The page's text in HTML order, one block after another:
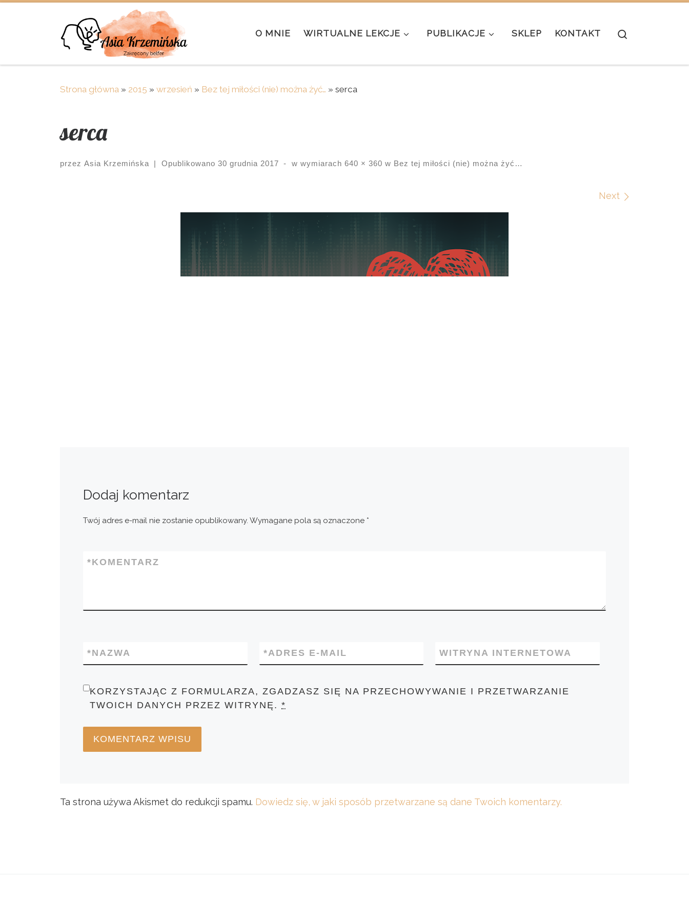
O MNIE WIRTUALNE LEKCJE PUBLIKACJE SKLEP KONTAKT
Strona główna » 2015 » wrzesień » Bez tej miłości (nie) można żyć… » serca
serca
przez Asia Krzemińska | Opublikowano 30 grudnia 2017 - w wymiarach 640 × 360 w Bez tej miłości (nie) można żyć…
Next
Dodaj komentarz
Twój adres e-mail nie zostanie opublikowany. Wymagane pola są oznaczone *
KOMENTARZ
*
NAZWA
* ADRES E-MAIL
* WITRYNA INTERNETOWA
KORZYSTAJĄC Z FORMULARZA, ZGADZASZ SIĘ NA PRZECHOWYWANIE I PRZETWARZANIE
TWOICH DANYCH PRZEZ WITRYNĘ.*
Ta strona używa Akismet do redukcji spamu. Dowiedz się, w jaki sposób przetwarzane są dane Twoich komentarzy.